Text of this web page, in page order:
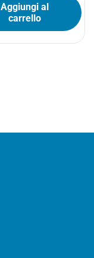
Aggiungi al
carrello